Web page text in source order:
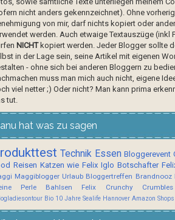
nicht anders gekennzeichnet). Ohne
von mir, darf nichts kopiert oder
werden. Auch etwaige Textauszüge (inkl
NICHTkopiert werden. Jeder Blogger sollte
in der Lage sein, seine Artikel mit eigenen
- ohne sich bei anderen Bloggern zu
muss man mich auch nicht, eigene
viel netter ;) Oder nicht? Man kann prima
tut.
hat was zu sagen
Technik Essen Bloggerevent
Reisen Katzen wie Felix Iglo Botschafter
Maggiblogger Urlaub Bloggertreffen Brandnooz
Perle
Bahlsen Felix Crunchy Crumbles
Bio 10 Jahre Sealife Hannover Amazon Shops